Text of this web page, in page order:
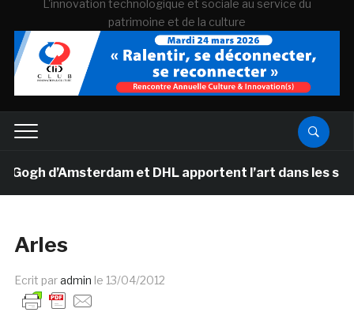
L'innovation technologique et sociale au service du
patrimoine et de la culture
d’Amsterdam et DHL apportent l’art dans les salles
Arles
Ecrit paradmin le 13/04/2012